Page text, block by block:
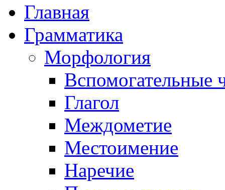
Главная
Грамматика
Морфология
Вспомогательные
Глагол
Междометие
Местоимение
Наречие